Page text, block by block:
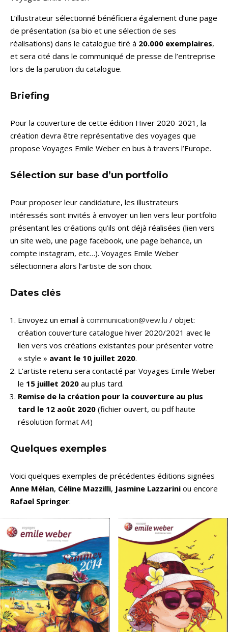
L’illustrateur sélectionné bénéficiera également d’une page
de présentation (sa bio et une sélection de ses
réalisations) dans le catalogue tiré à 20.000 exemplaires,
et sera cité dans le communiqué de presse de l’entreprise
lors de la parution du catalogue.
Briefing
Pour la couverture de cette édition Hiver 2020-2021, la
création devra être représentative des voyages que
propose Voyages Emile Weber en bus à travers l’Europe.
Sélection sur base d’un portfolio
Pour proposer leur candidature, les illustrateurs
intéressés sont invités à envoyer un lien vers leur portfolio
présentant les créations qu’ils ont déjà réalisées (lien vers
un site web, une page facebook, une page behance, un
compte instagram, etc…). Voyages Emile Weber
sélectionnera alors l’artiste de son choix.
Dates clés
Envoyez un email à communication@vew.lu / objet:
création couverture catalogue hiver 2020/2021 avec le
lien vers vos créations existantes pour présenter votre
« style » avant le 10 juillet 2020.
L’artiste retenu sera contacté par Voyages Emile Weber
le 15 juillet 2020 au plus tard.
Remise de la création pour la couverture au plus
tard le 12 août 2020 (fichier ouvert, ou pdf haute
résolution format A4)
Quelques exemples
Voici quelques exemples de précédentes éditions signées
Anne Mélan, Céline Mazzilli, Jasmine Lazzarini ou encore
Rafael Springer: